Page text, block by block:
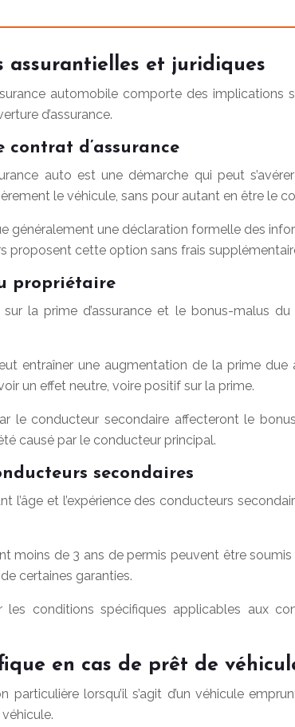
assurantielles et juridiques
automobile comporte des implications
d’assurance.
contrat d’assurance
auto est une démarche qui peut
le véhicule, sans pour autant en être le
généralement une déclaration formelle des
proposent cette option sans frais
propriétaire
sur la prime d’assurance et le bonus-malus
entraîner une augmentation de la prime due
un effet neutre, voire positif sur la prime.
le conducteur secondaire affecteront le
causé par le conducteur principal.
secondaires
l’âge et l’expérience des conducteurs
moins de 3 ans de permis peuvent être
certaines garanties.
conditions spécifiques applicables aux
en cas de prêt de
lorsqu’il s’agit d’un véhicule